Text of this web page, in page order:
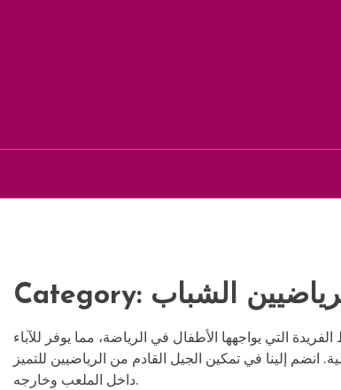
Category: الشباب
التي يواجهها الأطفال في الرياضة، مما يوفر للآباء
انضم إلينا في تمكين الجيل القادم من الرياضيين للتميز
داخل الملعب وخارجه.